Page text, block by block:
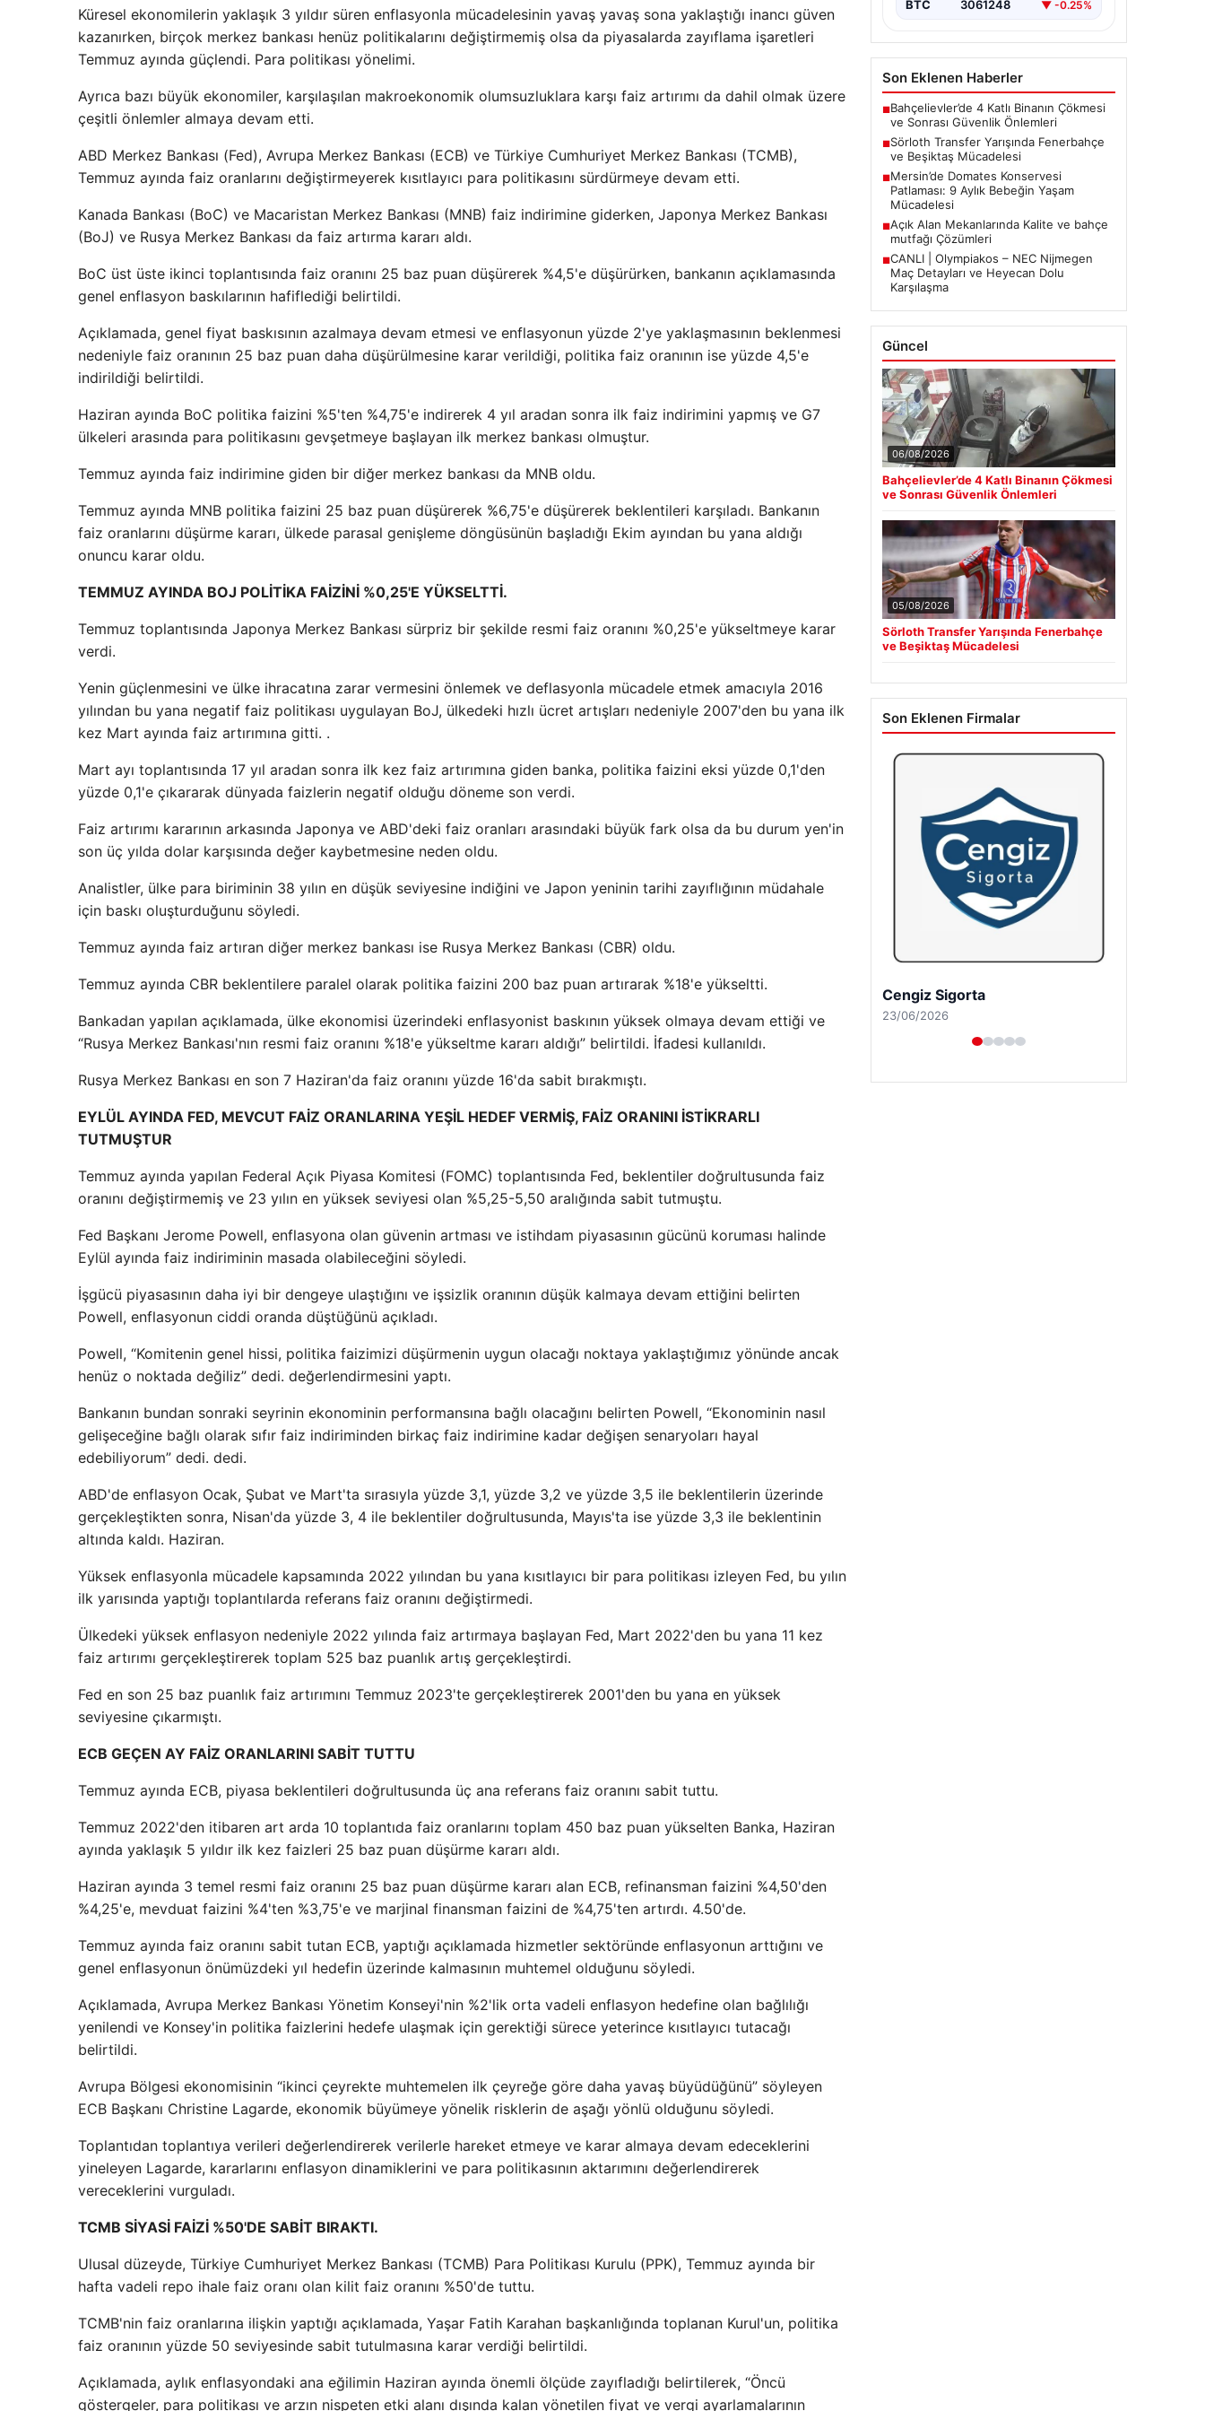
Küresel ekonomilerin yaklaşık 3 yıldır süren enflasyonla mücadelesinin yavaş yavaş sona yaklaştığı inancı güven
kazanırken, birçok merkez bankası henüz politikalarını değiştirmemiş olsa da piyasalarda zayıflama işaretleri
Temmuz ayında güçlendi. Para politikası yönelimi.
Ayrıca bazı büyük ekonomiler, karşılaşılan makroekonomik olumsuzluklara karşı faiz artırımı da dahil olmak üzere
çeşitli önlemler almaya devam etti.
ABD Merkez Bankası (Fed), Avrupa Merkez Bankası (ECB) ve Türkiye Cumhuriyet Merkez Bankası (TCMB),
Temmuz ayında faiz oranlarını değiştirmeyerek kısıtlayıcı para politikasını sürdürmeye devam etti.
Kanada Bankası (BoC) ve Macaristan Merkez Bankası (MNB) faiz indirimine giderken, Japonya Merkez Bankası
(BoJ) ve Rusya Merkez Bankası da faiz artırma kararı aldı.
BoC üst üste ikinci toplantısında faiz oranını 25 baz puan düşürerek %4,5'e düşürürken, bankanın açıklamasında
genel enflasyon baskılarının hafiflediği belirtildi.
Açıklamada, genel fiyat baskısının azalmaya devam etmesi ve enflasyonun yüzde 2'ye yaklaşmasının beklenmesi
nedeniyle faiz oranının 25 baz puan daha düşürülmesine karar verildiği, politika faiz oranının ise yüzde 4,5'e
indirildiği belirtildi.
Haziran ayında BoC politika faizini %5'ten %4,75'e indirerek 4 yıl aradan sonra ilk faiz indirimini yapmış ve G7
ülkeleri arasında para politikasını gevşetmeye başlayan ilk merkez bankası olmuştur.
Temmuz ayında faiz indirimine giden bir diğer merkez bankası da MNB oldu.
Temmuz ayında MNB politika faizini 25 baz puan düşürerek %6,75'e düşürerek beklentileri karşıladı. Bankanın
faiz oranlarını düşürme kararı, ülkede parasal genişleme döngüsünün başladığı Ekim ayından bu yana aldığı
onuncu karar oldu.
TEMMUZ AYINDA BOJ POLİTİKA FAİZİNİ %0,25'E YÜKSELTTİ.
Temmuz toplantısında Japonya Merkez Bankası sürpriz bir şekilde resmi faiz oranını %0,25'e yükseltmeye karar
verdi.
Yenin güçlenmesini ve ülke ihracatına zarar vermesini önlemek ve deflasyonla mücadele etmek amacıyla 2016
yılından bu yana negatif faiz politikası uygulayan BoJ, ülkedeki hızlı ücret artışları nedeniyle 2007'den bu yana ilk
kez Mart ayında faiz artırımına gitti. .
Mart ayı toplantısında 17 yıl aradan sonra ilk kez faiz artırımına giden banka, politika faizini eksi yüzde 0,1'den
yüzde 0,1'e çıkararak dünyada faizlerin negatif olduğu döneme son verdi.
Faiz artırımı kararının arkasında Japonya ve ABD'deki faiz oranları arasındaki büyük fark olsa da bu durum yen'in
son üç yılda dolar karşısında değer kaybetmesine neden oldu.
Analistler, ülke para biriminin 38 yılın en düşük seviyesine indiğini ve Japon yeninin tarihi zayıflığının müdahale
için baskı oluşturduğunu söyledi.
Temmuz ayında faiz artıran diğer merkez bankası ise Rusya Merkez Bankası (CBR) oldu.
Temmuz ayında CBR beklentilere paralel olarak politika faizini 200 baz puan artırarak %18'e yükseltti.
Bankadan yapılan açıklamada, ülke ekonomisi üzerindeki enflasyonist baskının yüksek olmaya devam ettiği ve
“Rusya Merkez Bankası'nın resmi faiz oranını %18'e yükseltme kararı aldığı” belirtildi. İfadesi kullanıldı.
Rusya Merkez Bankası en son 7 Haziran'da faiz oranını yüzde 16'da sabit bırakmıştı.
EYLÜL AYINDA FED, MEVCUT FAİZ ORANLARINA YEŞİL HEDEF VERMİŞ, FAİZ ORANINI İSTİKRARLI
TUTMUŞTUR
Temmuz ayında yapılan Federal Açık Piyasa Komitesi (FOMC) toplantısında Fed, beklentiler doğrultusunda faiz
oranını değiştirmemiş ve 23 yılın en yüksek seviyesi olan %5,25-5,50 aralığında sabit tutmuştu.
Fed Başkanı Jerome Powell, enflasyona olan güvenin artması ve istihdam piyasasının gücünü koruması halinde
Eylül ayında faiz indiriminin masada olabileceğini söyledi.
İşgücü piyasasının daha iyi bir dengeye ulaştığını ve işsizlik oranının düşük kalmaya devam ettiğini belirten
Powell, enflasyonun ciddi oranda düştüğünü açıkladı.
Powell, “Komitenin genel hissi, politika faizimizi düşürmenin uygun olacağı noktaya yaklaştığımız yönünde ancak
henüz o noktada değiliz” dedi. değerlendirmesini yaptı.
Bankanın bundan sonraki seyrinin ekonominin performansına bağlı olacağını belirten Powell, “Ekonominin nasıl
gelişeceğine bağlı olarak sıfır faiz indiriminden birkaç faiz indirimine kadar değişen senaryoları hayal
edebiliyorum” dedi. dedi.
ABD'de enflasyon Ocak, Şubat ve Mart'ta sırasıyla yüzde 3,1, yüzde 3,2 ve yüzde 3,5 ile beklentilerin üzerinde
gerçekleştikten sonra, Nisan'da yüzde 3, 4 ile beklentiler doğrultusunda, Mayıs'ta ise yüzde 3,3 ile beklentinin
altında kaldı. Haziran.
Yüksek enflasyonla mücadele kapsamında 2022 yılından bu yana kısıtlayıcı bir para politikası izleyen Fed, bu yılın
ilk yarısında yaptığı toplantılarda referans faiz oranını değiştirmedi.
Ülkedeki yüksek enflasyon nedeniyle 2022 yılında faiz artırmaya başlayan Fed, Mart 2022'den bu yana 11 kez
faiz artırımı gerçekleştirerek toplam 525 baz puanlık artış gerçekleştirdi.
Fed en son 25 baz puanlık faiz artırımını Temmuz 2023'te gerçekleştirerek 2001'den bu yana en yüksek
seviyesine çıkarmıştı.
ECB GEÇEN AY FAİZ ORANLARINI SABİT TUTTU
Temmuz ayında ECB, piyasa beklentileri doğrultusunda üç ana referans faiz oranını sabit tuttu.
Temmuz 2022'den itibaren art arda 10 toplantıda faiz oranlarını toplam 450 baz puan yükselten Banka, Haziran
ayında yaklaşık 5 yıldır ilk kez faizleri 25 baz puan düşürme kararı aldı.
Haziran ayında 3 temel resmi faiz oranını 25 baz puan düşürme kararı alan ECB, refinansman faizini %4,50'den
%4,25'e, mevduat faizini %4'ten %3,75'e ve marjinal finansman faizini de %4,75'ten artırdı. 4.50'de.
Temmuz ayında faiz oranını sabit tutan ECB, yaptığı açıklamada hizmetler sektöründe enflasyonun arttığını ve
genel enflasyonun önümüzdeki yıl hedefin üzerinde kalmasının muhtemel olduğunu söyledi.
Açıklamada, Avrupa Merkez Bankası Yönetim Konseyi'nin %2'lik orta vadeli enflasyon hedefine olan bağlılığı
yenilendi ve Konsey'in politika faizlerini hedefe ulaşmak için gerektiği sürece yeterince kısıtlayıcı tutacağı
belirtildi.
Avrupa Bölgesi ekonomisinin “ikinci çeyrekte muhtemelen ilk çeyreğe göre daha yavaş büyüdüğünü” söyleyen
ECB Başkanı Christine Lagarde, ekonomik büyümeye yönelik risklerin de aşağı yönlü olduğunu söyledi.
Toplantıdan toplantıya verileri değerlendirerek verilerle hareket etmeye ve karar almaya devam edeceklerini
yineleyen Lagarde, kararlarını enflasyon dinamiklerini ve para politikasının aktarımını değerlendirerek
vereceklerini vurguladı.
TCMB SİYASİ FAİZİ %50'DE SABİT BIRAKTI.
Ulusal düzeyde, Türkiye Cumhuriyet Merkez Bankası (TCMB) Para Politikası Kurulu (PPK), Temmuz ayında bir
hafta vadeli repo ihale faiz oranı olan kilit faiz oranını %50'de tuttu.
TCMB'nin faiz oranlarına ilişkin yaptığı açıklamada, Yaşar Fatih Karahan başkanlığında toplanan Kurul'un, politika
faiz oranının yüzde 50 seviyesinde sabit tutulmasına karar verdiği belirtildi.
Açıklamada, aylık enflasyondaki ana eğilimin Haziran ayında önemli ölçüde zayıfladığı belirtilerek, “Öncü
göstergeler, para politikası ve arzın nispeten etki alanı dışında kalan yönetilen fiyat ve vergi ayarlamalarının
BTC 3061248 ▼ -0.25%
Son Eklenen Haberler
■Bahçelievler’de 4 Katlı Binanın Çökmesi
ve Sonrası Güvenlik Önlemleri
■Sörloth Transfer Yarışında Fenerbahçe
ve Beşiktaş Mücadelesi
■Mersin’de Domates Konservesi
Patlaması: 9 Aylık Bebeğin Yaşam
Mücadelesi
■Açık Alan Mekanlarında Kalite ve bahçe
mutfağı Çözümleri
■CANLI | Olympiakos – NEC Nijmegen
Maç Detayları ve Heyecan Dolu
Karşılaşma
Güncel
06/08/2026
Bahçelievler’de 4 Katlı Binanın Çökmesi
ve Sonrası Güvenlik Önlemleri
05/08/2026
Sörloth Transfer Yarışında Fenerbahçe
ve Beşiktaş Mücadelesi
Son Eklenen Firmalar
Hastaş Beton
26/05/2026